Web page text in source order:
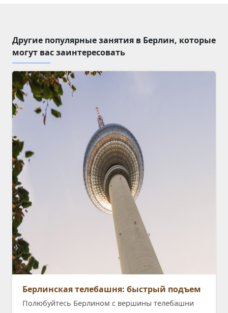
Другие популярные занятия в Берлин, которые
могут вас заинтересовать
Берлинская телебашня: быстрый подъем
Полюбуйтесь Берлином с вершины телебашни